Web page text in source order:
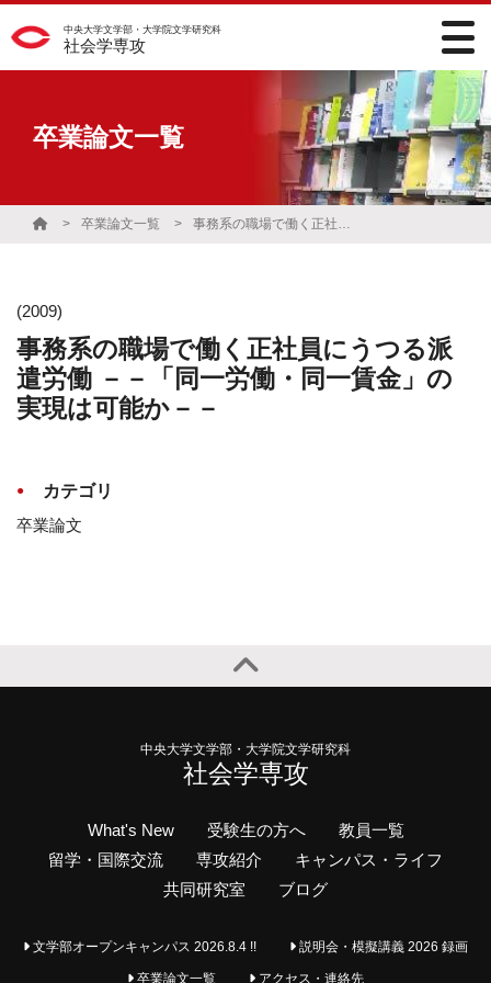
中央大学文学部・大学院文学研究科
社会学専攻
卒業論文一覧
卒業論文一覧 事務系の職場で働く正社員にうつる派遣労働 －－「同一労働・同一賃金」の実現は可能か－－
(2009)
事務系の職場で働く正社員にうつる派
遣労働 －－「同一労働・同一賃金」の
実現は可能か－－
カテゴリ
卒業論文
中央大学文学部・大学院文学研究科
社会学専攻
What's New 受験生の方へ
教員一覧
留学・国際交流
専攻紹介
キャンパス・ライフ
共同研究室
ブログ
文学部オープンキャンパス 2026.8.4 !! 説明会・模擬講義 2026 録画
卒業論文一覧 アクセス・連絡先